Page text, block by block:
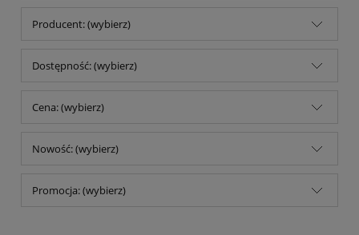
No name
Panta Plast
pqi
rodar.pl
Stedman
Producent: (wybierz)
Dostępność: (wybierz)
Cena: (wybierz)
Nowość: (wybierz)
Promocja: (wybierz)